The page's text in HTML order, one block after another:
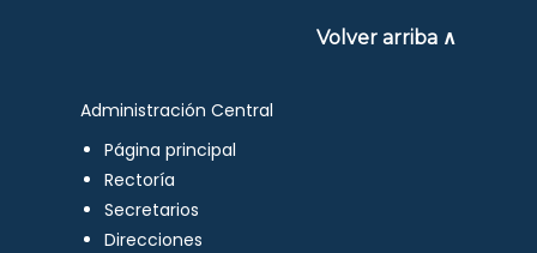
Volver arriba ∧
Administración Central
Página principal
Rectoría
Secretarios
Direcciones